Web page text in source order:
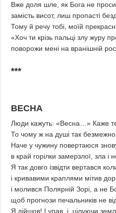
Вже доля шле, як Бога не проси,
замість висот, лиш пропасті
Тому й речу тобі, моїй
«Хоч ти крізь пальці злу журу
поворожи мені на вранішній
***
ВЕСНА
Люди кажуть: «Весна…» Каже
То чому ж на душі так
Наче у чужину повертаюся
в край горілки замерзлої, зла і
Я так довго ізвідти вертався
і кривавими краплями мітив
і молився Полярній Зорі, а не
щоб прогнози печальників не
Я дійшов! І упав, і, цілуючи